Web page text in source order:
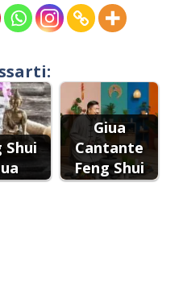
Shui
Giua
Cantante
Feng Shui